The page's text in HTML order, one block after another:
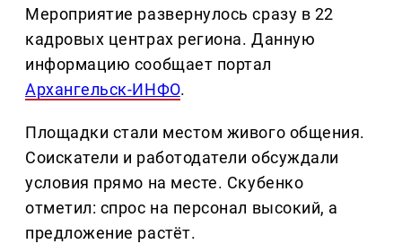
Мероприятие развернулось сразу в 22
кадровых центрах региона. Данную
информацию сообщает портал
Архангельск-ИНФО.
Площадки стали местом живого общения.
Соискатели и работодатели обсуждали
условия прямо на месте. Скубенко
отметил: спрос на персонал высокий, а
предложение растёт.